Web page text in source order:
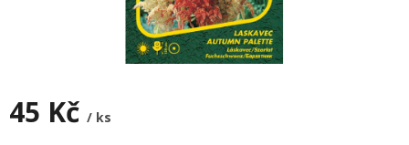
45 Kč / ks